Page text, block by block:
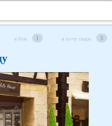
я був 1 я хочу сюди 3
в соцмережах